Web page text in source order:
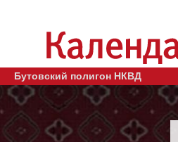
Бутовский полигон НКВД